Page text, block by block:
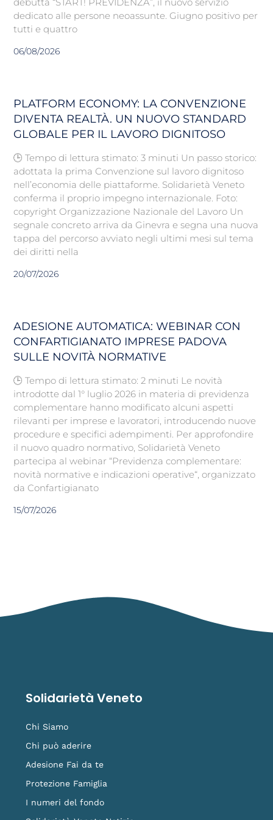
dedicato alle persone neoassunte. Giugno positivo per
tutti e quattro
06/08/2026
PLATFORM ECONOMY: LA CONVENZIONE
DIVENTA REALTÀ. UN NUOVO STANDARD
GLOBALE PER IL LAVORO DIGNITOSO
🕒 Tempo di lettura stimato: 3 minuti Un passo storico:
adottata la prima Convenzione sul lavoro dignitoso
nell’economia delle piattaforme. Solidarietà Veneto
conferma il proprio impegno internazionale. Foto:
copyright Organizzazione Nazionale del Lavoro Un
segnale concreto arriva da Ginevra e segna una nuova
tappa del percorso avviato negli ultimi mesi sul tema
dei diritti nella
20/07/2026
ADESIONE AUTOMATICA: WEBINAR CON
CONFARTIGIANATO IMPRESE PADOVA
SULLE NOVITÀ NORMATIVE
🕒 Tempo di lettura stimato: 2 minuti Le novità
introdotte dal 1° luglio 2026 in materia di previdenza
complementare hanno modificato alcuni aspetti
rilevanti per imprese e lavoratori, introducendo nuove
procedure e specifici adempimenti. Per approfondire
il nuovo quadro normativo, Solidarietà Veneto
partecipa al webinar “Previdenza complementare:
novità normative e indicazioni operative“, organizzato
da Confartigianato
15/07/2026
Solidarietà Veneto
Chi Siamo
Chi può aderire
Adesione Fai da te
Protezione Famiglia
I numeri del fondo